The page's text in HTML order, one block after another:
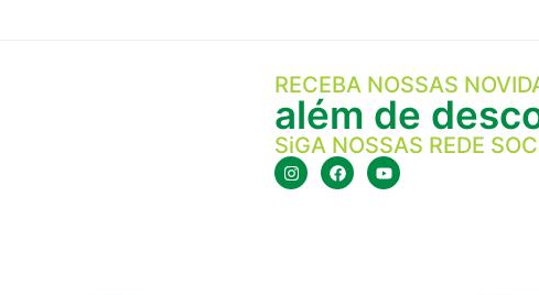
RECEBA NOSSAS
além de
SiGA NOSSAS REDE